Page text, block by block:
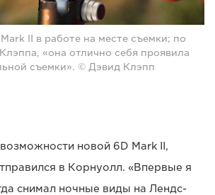
II в работе на месте съемки; по
«она отлично себя проявила
съемки». © Дэвид Клэпп
новой 6D Mark II,
в Корнуолл. «Впервые я
снимал ночные виды на Лендс-